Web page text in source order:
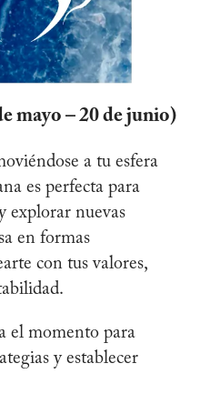
mayo – 20 de junio)
a tu esfera
es perfecta para
explorar nuevas
en formas
con tus valores,
el momento para
y establecer